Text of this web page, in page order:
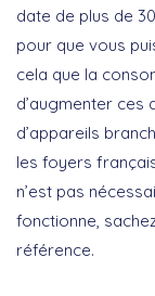
date de plus de
pour que vous
cela que la
d’augmenter ces
d’appareils
les foyers
n’est pas
fonctionne,
référence.